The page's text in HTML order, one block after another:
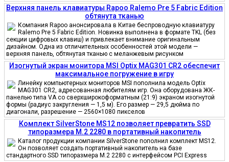
Верхняя панель клавиатуры Rapoo Ralemo Pre 5 Fabric Edition
обтянута тканью
Компания Rapoo анонсировала в Китае беспроводную клавиатуру
Ralemo Pre 5 Fabric Edition. Новинка выполнена в формате TKL (без
секции цифровых клавиш) и привлекает внимание оригинальным
дизайном. Одна из отличительных особенностей этой модели —
верхняя панель, обтянутая тканью с меланжевым рисунком
Изогнутый экран монитора MSI Optix MAG301 CR2 обеспечит
максимальное погружение в игру
Линейку компьютерных мониторов MSI пополнила модель Optix
MAG301 CR2, адресованная любителям игр. Она оборудована ЖК-
панелью типа VA со сверхширокоформатным (21:9) экраном изогнутой
формы (радиус закругления — 1,5 м). Его размер — 29,5 дюйма по
диагонали, разрешение — 2560×1080 пикселов
Комплект SilverStone MS12 позволяет превратить SSD
типоразмера M.2 2280 в портативный накопитель
Каталог продукции компании SilverStone пополнил комплект MS12.
Он позволяет создать портативный накопитель на базе
стандартного SSD типоразмера M.2 2280 с интерфейсом PCI Express